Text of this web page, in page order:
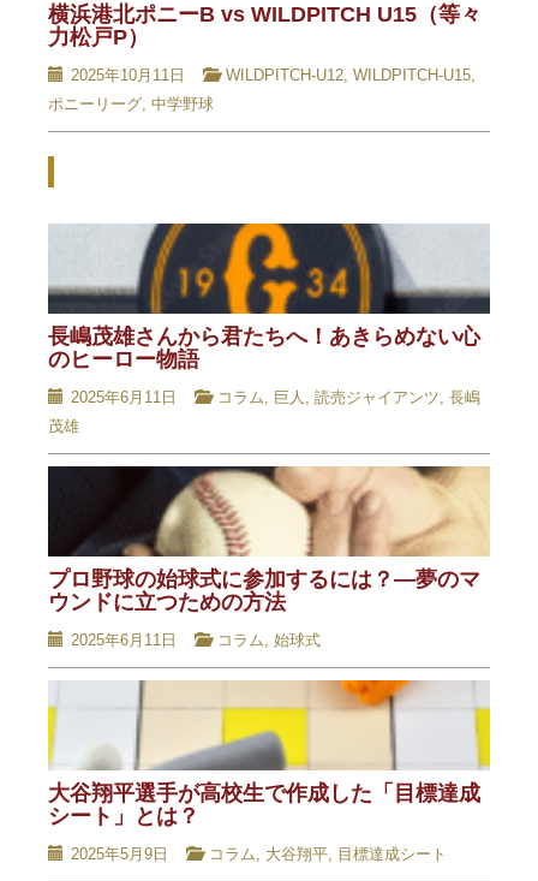
横浜港北ポニーB vs WILDPITCH U15（等々
力松戸P）
2025年10月11日 WILDPITCH-U12 WILDPITCH-U15
ポニーリーグ 中学野球
長嶋茂雄さんから君たちへ！あきらめない心
のヒーロー物語
2025年6月11日 コラム 巨人 読売ジャイアンツ 長嶋
茂雄
プロ野球の始球式に参加するには？―夢のマ
ウンドに立つための方法
2025年6月11日 コラム 始球式
大谷翔平選手が高校生で作成した「目標達成
シート」とは？
2025年5月9日 コラム 大谷翔平 目標達成シート